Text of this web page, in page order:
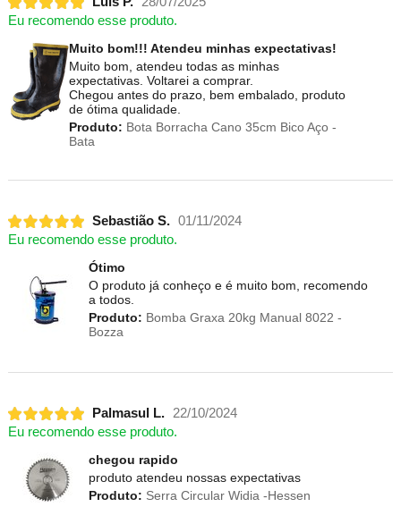
Eu recomendo esse produto.
Muito bom!!! Atendeu minhas expectativas!
Muito bom, atendeu todas as minhas
expectativas. Voltarei a comprar.
Chegou antes do prazo, bem embalado, produto
de ótima qualidade.
Produto: Bota Borracha Cano 35cm Bico Aço -
Bata
Sebastião S. 01/11/2024
Eu recomendo esse produto.
Ótimo
O produto já conheço e é muito bom, recomendo
a todos.
Produto: Bomba Graxa 20kg Manual 8022 -
Bozza
Palmasul L.
22/10/2024
Eu recomendo esse produto.
chegou rapido
produto atendeu nossas expectativas
Produto: Serra Circular Widia -Hessen